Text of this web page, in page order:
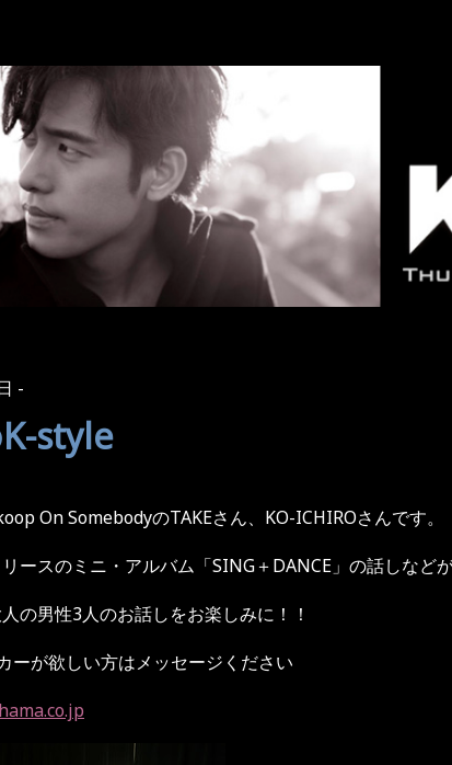
style
On SomebodyのTAKEさん、KO-ICHIROさんです。
ースのミニ・アルバム「SING＋DANCE」の話しなど
の男性3人のお話しをお楽しみに！！
ーが欲しい方はメッセージください